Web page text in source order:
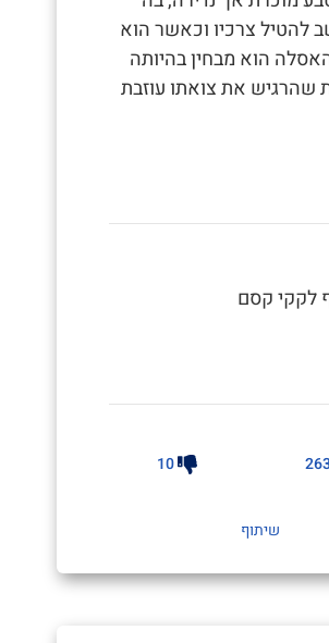
להטיל צרכיו וכאשר הוא
הוא מבחין בהיותה
שהרגיש את צואתו עוזבת
10
שיתוף